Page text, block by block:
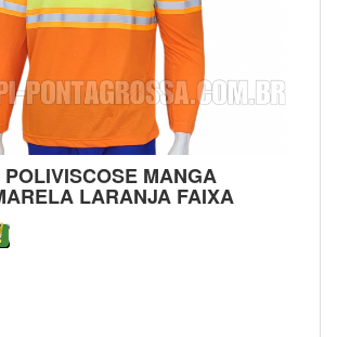
POLIVISCOSE MANGA
LARANJA FAIXA